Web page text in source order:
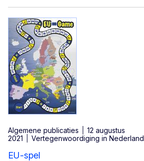
Algemene publicaties
12 augustus
2021
Vertegenwoordiging in Nederland
EU-spel